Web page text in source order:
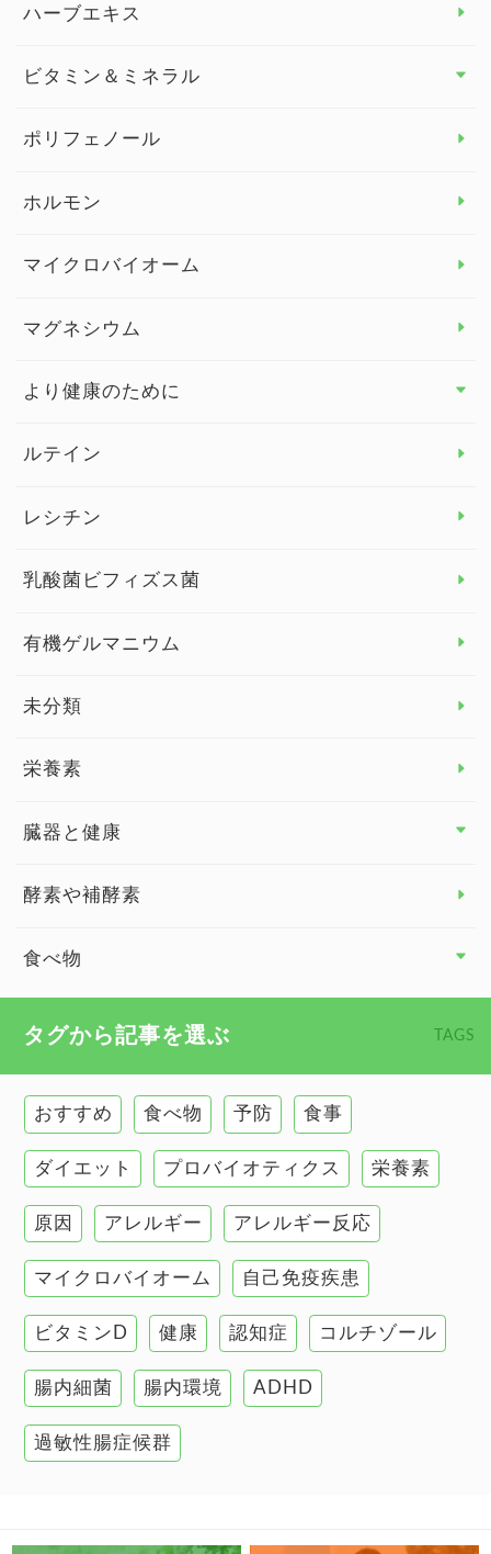
健康セミナー
ダイエット トップ
ハーブエキス
ビタミン＆ミネラル
ビタミン＆ミネラル トップ
ビタミンE
ポリフェノール
ホルモン
マイクロバイオーム
マグネシウム
より健康のために
より健康のために トップ
眼の健康
睡眠
ルテイン
レシチン
乳酸菌ビフィズス菌
有機ゲルマニウム
未分類
栄養素
臓器と健康
臓器と健康 トップ
慢性疲労
甲状腺
肌
肝臓の健康
腸の健康
自己免疫疾患
高血圧
酵素や補酵素
食べ物
タグから記事を選ぶ TAGS
おすすめ 食べ物 予防 食事
ダイエット プロバイオティクス 栄養素
原因 アレルギー アレルギー反応
マイクロバイオーム 自己免疫疾患
ビタミンD 健康 認知症 コルチゾール
腸内細菌 腸内環境 ADHD
過敏性腸症候群